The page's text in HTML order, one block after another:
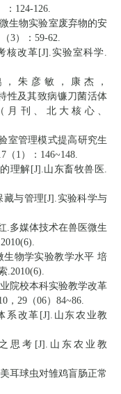
：124-126.
生物实验室废弃物的安
3）：59-62.
核改革[J].实验室科学.
朱彦敏，康杰，
性及其致病镰刀菌活体
刊、北大核心、
室管理模式提高研究生
（1）：146~148.
理解[J].山东畜牧兽医.
藏与管理[J].实验科学与
.多媒体技术在兽医微生
生物学实验教学水平 培
.2010(6).
院校本科实验教学改革
，29（06）84~86.
系改革[J].山东农业教
思考[J].山东农业教
耳球虫对雏鸡盲肠正常